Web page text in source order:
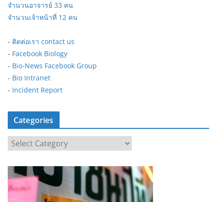
จำนวนอาจารย์ 33 คน
จำนวนเจ้าหน้าที่ 12 คน
- ติดต่อเรา contact us
- Facebook Biology
- Bio-News Facebook Group
- Bio Intranet
- Incident Report
Categories
t
e
g